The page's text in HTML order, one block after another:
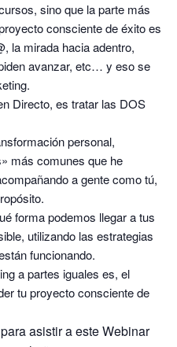
sino que la parte más
consciente de éxito es
la mirada hacia adentro,
avanzar, etc… y eso se
Directo, es tratar las DOS
personal,
más comunes que he
a gente como tú,
forma podemos llegar a tus
utilizando las estrategias
funcionando.
a partes iguales es, el
tu proyecto consciente de
asistir a este Webinar